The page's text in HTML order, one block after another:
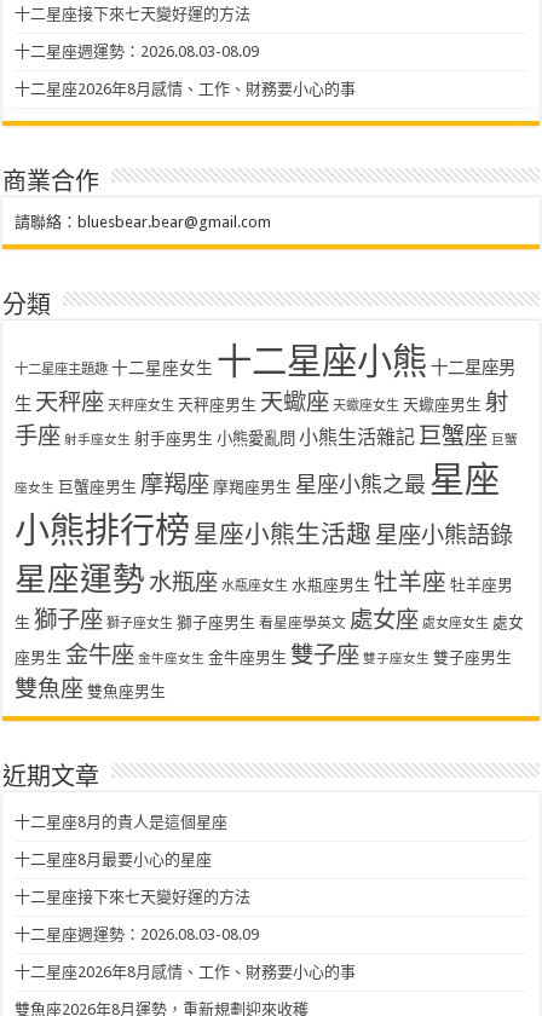
十二星座接下來七天變好運的方法
十二星座週運勢：2026.08.03-08.09
十二星座2026年8月感情、工作、財務要小心的事
商業合作
請聯絡： bluesbear.bear@gmail.com
分類
十二星座主題趣 十二星座女生 十二星座小熊 十二星座男
生 天秤座 天秤座女生 天秤座男生 天蠍座 天蠍座女生 天蠍座男生 射
手座 射手座女生 射手座男生 小熊愛亂問 小熊生活雜記 巨蟹座 巨蟹
座女生 巨蟹座男生 摩羯座 摩羯座男生 星座小熊之最 星座
小熊排行榜 星座小熊生活趣 星座小熊語錄
星座運勢 水瓶座 水瓶座女生 水瓶座男生 牡羊座 牡羊座男
生 獅子座 獅子座女生 獅子座男生 看星座學英文 處女座 處女座女生 處女
座男生 金牛座 金牛座女生 金牛座男生 雙子座 雙子座女生 雙子座男生
雙魚座 雙魚座男生
近期文章
十二星座8月的貴人是這個星座
十二星座8月最要小心的星座
十二星座接下來七天變好運的方法
十二星座週運勢：2026.08.03-08.09
十二星座2026年8月感情、工作、財務要小心的事
雙魚座2026年8月運勢，重新規劃迎來收穫